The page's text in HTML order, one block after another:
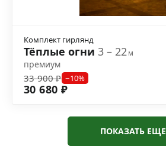
Комплект гирлянд
Тёплые огни 3 – 22м
премиум
33 900 ₽ −10%
30 680 ₽
ПОКАЗАТЬ ЕЩЕ